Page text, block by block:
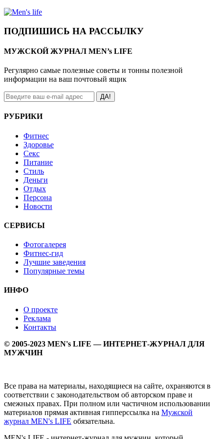
ПОДПИШИСЬ НА РАССЫЛКУ
МУЖСКОЙ ЖУРНАЛ MEN’s LIFE
Регулярно самые полезные советы и тонны полезной
информации на ваш почтовый ящик
ДА!
РУБРИКИ
Фитнес
Здоровье
Секс
Питание
Стиль
Деньги
Отдых
Персона
Новости
СЕРВИСЫ
Фотогалерея
Фитнес-гид
Лучшие заведения
Популярные темы
ИНФО
О проекте
Реклама
Контакты
© 2005-2023 MEN's LIFE — ИНТЕРНЕТ-ЖУРНАЛ ДЛЯ
МУЖЧИН
Все права на материалы, находящиеся на сайте, охраняются в
соответствии с законодательством об авторском праве и
смежных правах. При полном или частичном использовании
материалов прямая активная гипперссылка на Мужской
журнал MEN's LIFE обязательна.